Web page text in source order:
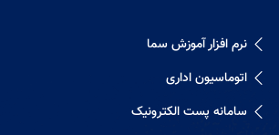
نرم افزار آموزش سما
اتوماسیون اداری
سامانه پست الکترونیک